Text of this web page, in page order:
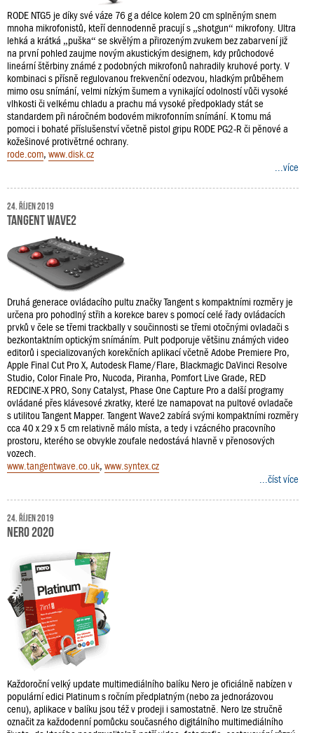
RODE NTG5 je díky své váze 76 g a délce kolem 20 cm splněným snem
mnoha mikrofonistů, kteří dennodenně pracují s „shotgun“ mikrofony. Ultra
lehká a krátká „puška“ se skvělým a přirozeným zvukem bez zabarvení již
na první pohled zaujme novým akustickým designem, kdy průchodové
lineární štěrbiny známé z podobných mikrofonů nahradily kruhové porty. V
kombinaci s přísně regulovanou frekvenční odezvou, hladkým průběhem
mimo osu snímání, velmi nízkým šumem a vynikající odolností vůči vysoké
vlhkosti či velkému chladu a prachu má vysoké předpoklady stát se
standardem při náročném bodovém mikrofonním snímání. K tomu má
pomoci i bohaté příslušenství včetně pistol gripu RODE PG2-R či pěnové a
kožešinové protivětrné ochrany.
rode.com, www.disk.cz
...více
24. říjen 2019
Tangent Wave2
Druhá generace ovládacího pultu značky Tangent s kompaktními rozměry je
určena pro pohodlný střih a korekce barev s pomocí celé řady ovládacích
prvků v čele se třemi trackbally v součinnosti se třemi otočnými ovladači s
bezkontaktním optickým snímáním. Pult podporuje většinu známých video
editorů i specializovaných korekčních aplikací včetně Adobe Premiere Pro,
Apple Final Cut Pro X, Autodesk Flame/Flare, Blackmagic DaVinci Resolve
Studio, Color Finale Pro, Nucoda, Piranha, Pomfort Live Grade, RED
REDCINE-X PRO, Sony Catalyst, Phase One Capture Pro a další programy
ovládané přes klávesové zkratky, které lze namapovat na pultové ovladače
s utilitou Tangent Mapper. Tangent Wave2 zabírá svými kompaktními rozměry
cca 40 x 29 x 5 cm relativně málo místa, a tedy i vzácného pracovního
prostoru, kterého se obvykle zoufale nedostává hlavně v přenosových
vozech.
www.tangentwave.co.uk, www.syntex.cz
...číst více
24. říjen 2019
Nero 2020
Každoroční velký update multimediálního balíku Nero je oficiálně nabízen v
populární edici Platinum s ročním předplatným (nebo za jednorázovou
cenu), aplikace v balíku jsou též v prodeji i samostatně. Nero lze stručně
označit za každodenní pomůcku současného digitálního multimediálního